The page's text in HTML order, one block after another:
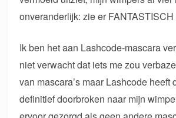
onveranderlijk: zie er FANTASTISCH
Ik ben het aan Lashcode-mascara
niet verwacht dat iets me zou
van mascara’s maar Lashcode heeft
definitief doorbroken naar mijn